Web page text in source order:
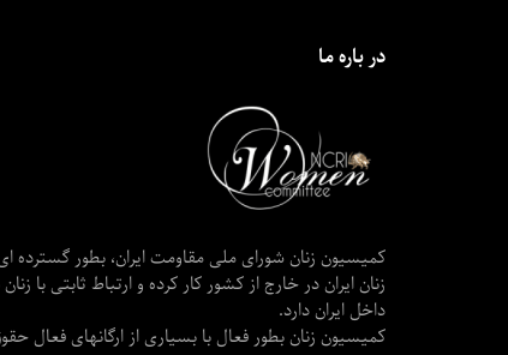
در باره ما
کمیسیون زنان شورای ملی مقاومت ایران، بطور گسترده
زنان ایران در خارج از کشور کار کرده و ارتباط ثابتی با زنان
داخل ایران دارد.
کمیسیون زنان بطور فعال با بسیاری از ارگانهای فعال